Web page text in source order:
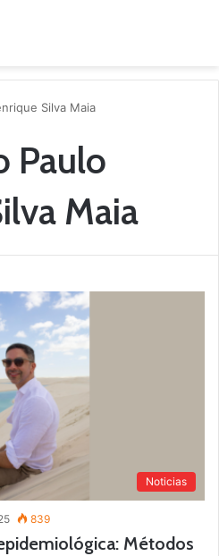
Silva Maia
Paulo
Maia
Noticias
839
Métodos